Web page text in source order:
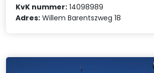
KvK nummer: 14098989
Adres: Willem Barentszweg 18